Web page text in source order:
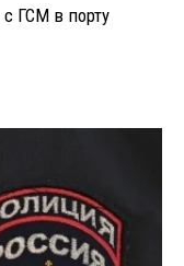
ГСМ в порту